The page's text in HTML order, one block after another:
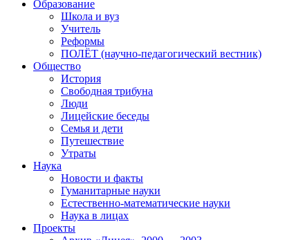
Образование
Школа и вуз
Учитель
Реформы
ПОЛЁТ (научно-педагогический вестник)
Общество
История
Свободная трибуна
Люди
Лицейские беседы
Семья и дети
Путешествие
Утраты
Наука
Новости и факты
Гуманитарные науки
Естественно-математические науки
Наука в лицах
Проекты